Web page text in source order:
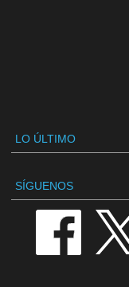
LO ÚLTIMO
SÍGUENOS